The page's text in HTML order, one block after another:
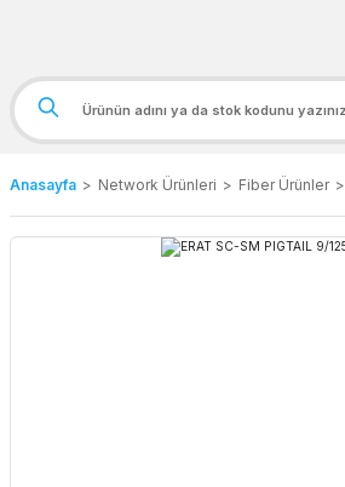
Anasayfa Network Ürünleri Fiber Ürünler